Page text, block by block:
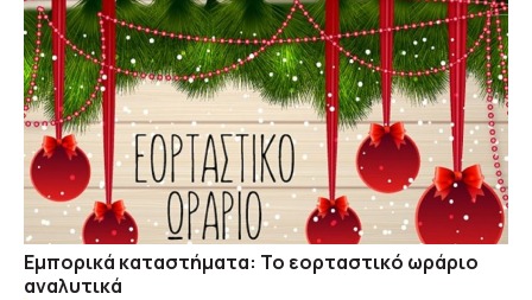
Εμπορικά καταστήματα: Το εορταστικό ωράριο
αναλυτικά